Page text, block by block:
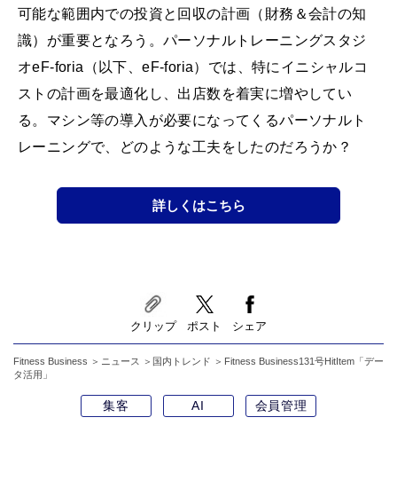
可能な範囲内での投資と回収の計画（財務＆会計の知
識）が重要となろう。パーソナルトレーニングスタジ
オeF-foria（以下、eF-foria）では、特にイニシャルコ
ストの計画を最適化し、出店数を着実に増やしてい
る。マシン等の導入が必要になってくるパーソナルト
レーニングで、どのような工夫をしたのだろうか？
詳しくはこちら
クリップ ポスト シェア
Fitness Business ニュース 国内トレンド
Fitness Business131号HitItem「デー
タ活用」
集客 AI 会員管理